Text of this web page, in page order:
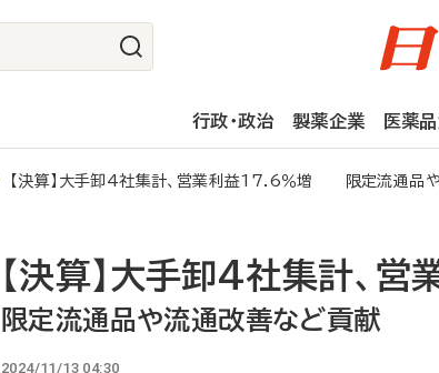
行政・政治 製薬企業 医薬
【決算】大手卸4社集計、営業利益17.6％増 限定流通品
【決算】大手卸4社集計、
限定流通品や流通改善など貢献
2024/11/13 04:30